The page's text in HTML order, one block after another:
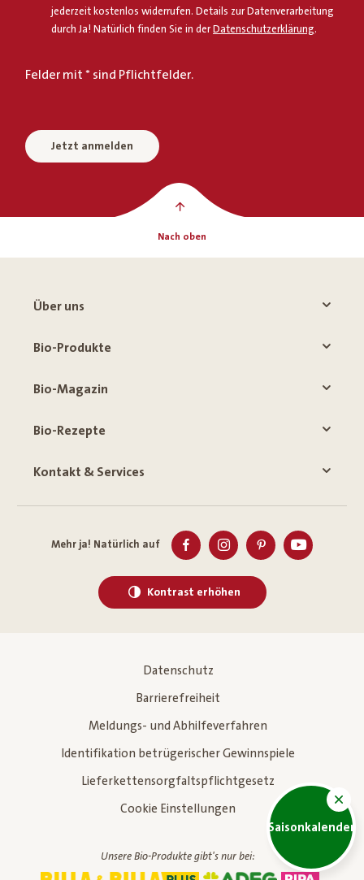
Saisonkalender
jederzeit kostenlos widerrufen. Details zur Datenverarbeitung
durch Ja! Natürlich finden Sie in derDatenschutzerklärung.
Felder mit * sind Pflichtfelder.
Jetzt anmelden
Nach oben
Über uns
Bio-Produkte
Bio-Magazin
Bio-Rezepte
Kontakt & Services
Mehr ja! Natürlich auf
Kontrast erhöhen
Datenschutz
Barrierefreiheit
Meldungs- und Abhilfeverfahren
Identifikation betrügerischer Gewinnspiele
Lieferkettensorgfaltspflichtgesetz
Cookie Einstellungen
Unsere Bio-Produkte gibt's nur bei: